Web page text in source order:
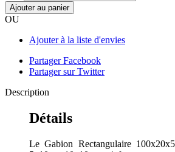
Ajouter au panier
OU
Ajouter à la liste d'envies
Partager Facebook
Partager sur Twitter
Description
Détails
Le Gabion Rectangulaire